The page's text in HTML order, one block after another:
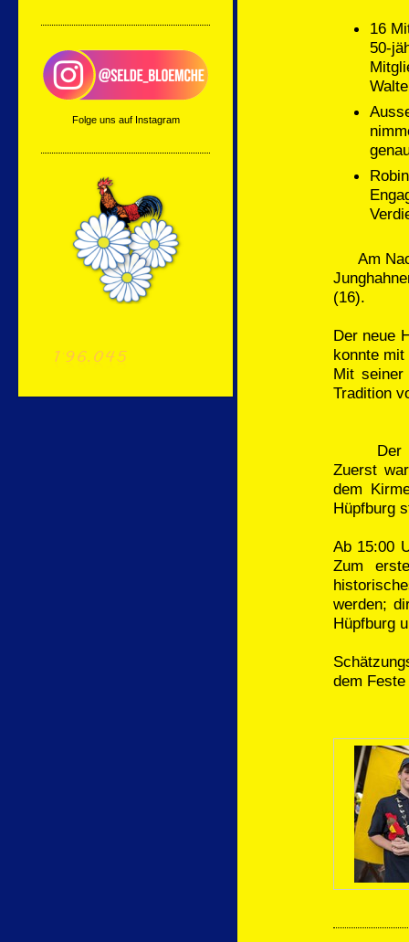
Folge uns auf Instagram
16
50-
Am
(16).
Der neue
konnte
Mit seiner
Tradition
Der
Zuerst
dem
Hüpfburg
Ab 15:00
Zum
werden;
Hüpfburg
dem